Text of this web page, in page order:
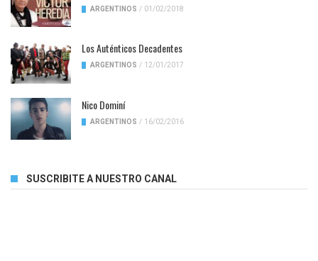
ARGENTINOS / 01/02/2018
Los Auténticos Decadentes
ARGENTINOS / 12/01/2017
Nico Dominí
ARGENTINOS / 16/02/2016
SUSCRIBITE A NUESTRO CANAL